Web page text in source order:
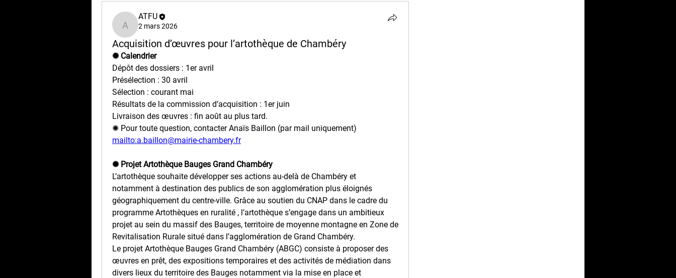
ATFU
ATFU
2 mars 2026
Acquisition d’œuvres pour l’artothèque de Chambéry
✺ Calendrier
Dépôt des dossiers : 1er avril
Présélection : 30 avril
Sélection : courant mai
Résultats de la commission d’acquisition : 1er juin
Livraison des œuvres : fin août au plus tard.
✺ Pour toute question, contacter Anaïs Baillon (par mail uniquement)
mailto:a.baillon@mairie-chambery.fr
✺ Projet Artothèque Bauges Grand Chambéry
L’artothèque souhaite développer ses actions au-delà de Chambéry et
notamment à destination des publics de son agglomération plus éloignés
géographiquement du centre-ville. Grâce au soutien du CNAP dans le cadre du
programme Artothèques en ruralité , l’artothèque s’engage dans un ambitieux
projet au sein du massif des Bauges, territoire de moyenne montagne en Zone de
Revitalisation Rurale situé dans l’agglomération de Grand Chambéry.
Le projet Artothèque Bauges Grand Chambéry (ABGC) consiste à proposer des
œuvres en prêt, des expositions temporaires et des activités de médiation dans
divers lieux du territoire des Bauges notamment via la mise en place et